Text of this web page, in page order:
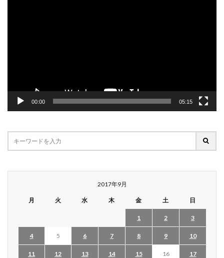
00:00 05:15
2017年9月
月 火 水 木 金 土 日
1 2 3
4 5 6 7 8 9 10
11 12 13 14 15 16 17